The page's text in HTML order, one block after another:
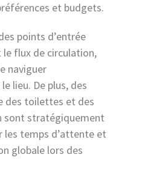
et budgets.
points d’entrée
le flux de circulation,
naviguer
lieu. De plus, des
des toilettes et des
sont stratégiquement
les temps d’attente et
globale lors des